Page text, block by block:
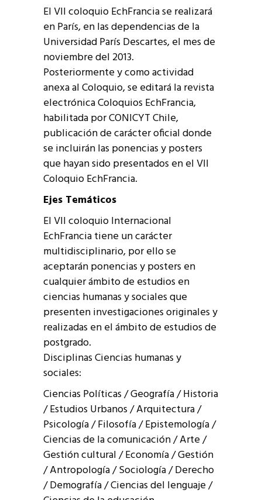
El VII coloquio EchFrancia se realizará
en París, en las dependencias de la
Universidad París Descartes, el mes de
noviembre del 2013.
Posteriormente y como actividad
anexa al Coloquio, se editará la revista
electrónica Coloquios EchFrancia,
habilitada por CONICYT Chile,
publicación de carácter oficial donde
se incluirán las ponencias y posters
que hayan sido presentados en el VII
Coloquio EchFrancia.
Ejes Temáticos
El VII coloquio Internacional
EchFrancia tiene un carácter
multidisciplinario, por ello se
aceptarán ponencias y posters en
cualquier ámbito de estudios en
ciencias humanas y sociales que
presenten investigaciones originales y
realizadas en el ámbito de estudios de
postgrado.
Disciplinas Ciencias humanas y
sociales:
Ciencias Políticas / Geografía / Historia
/ Estudios Urbanos / Arquitectura /
Psicología / Filosofía / Epistemología /
Ciencias de la comunicación / Arte /
Gestión cultural / Economía / Gestión
/ Antropología / Sociología / Derecho
/ Demografía / Ciencias del lenguaje /